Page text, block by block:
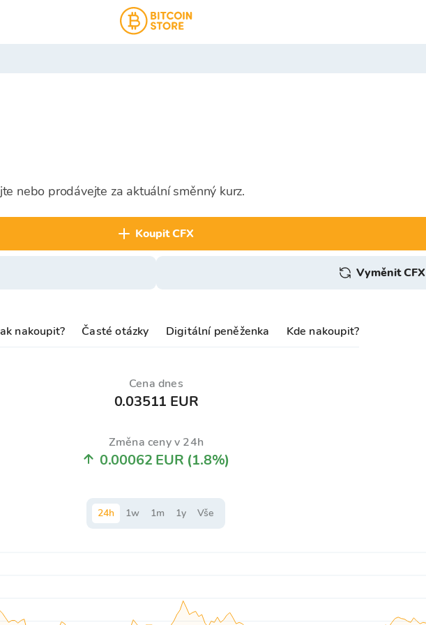
nebo prodávejte za aktuální směnný kurz.
koupit CFX
Vyměnit CFX
nakoupit? Časté otázky Digitální peněženka Kde nakoupit?
Cena dnes
0.03511 EUR
Změna ceny v 24h
0.00062 EUR (1.8%)
24h 1w 1m 1y Vše